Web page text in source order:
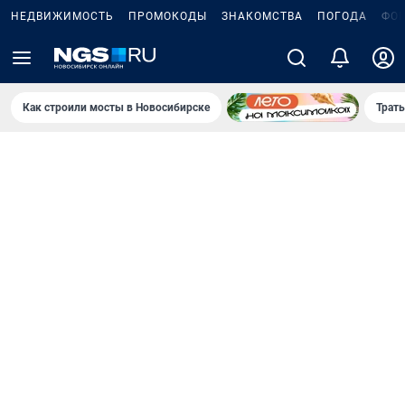
НЕДВИЖИМОСТЬ ПРОМОКОДЫ ЗНАКОМСТВА ПОГОДА
Как строили мосты в Новосибирске